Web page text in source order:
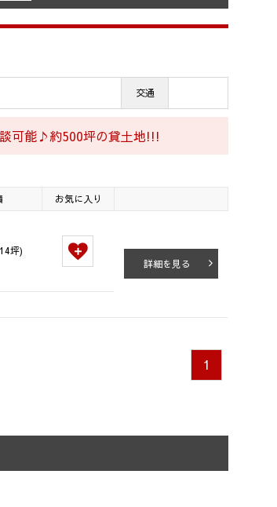
交通
可能♪約500坪の貸土地!!!
お気に入り
坪)
詳細を見る
1